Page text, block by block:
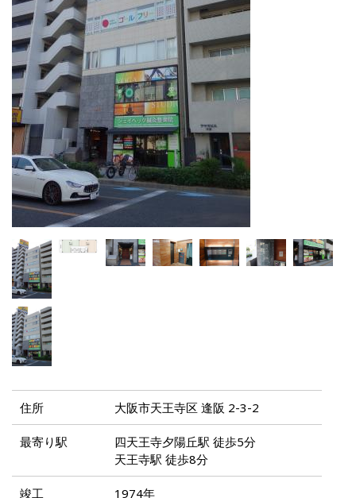
住所 大阪市天王寺区 逢阪 2-3-2
最寄り駅
四天王寺夕陽丘駅 徒歩5分
天王寺駅 徒歩8分
竣工 1974年